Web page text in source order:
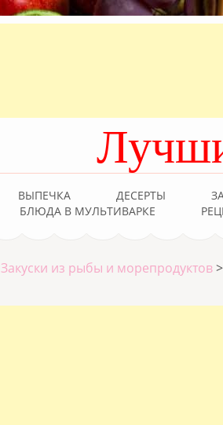
ВЫПЕЧКА ДЕСЕРТЫ
БЛЮДА В МУЛЬТИВАРКЕ
Закуски из рыбы и морепродуктов>